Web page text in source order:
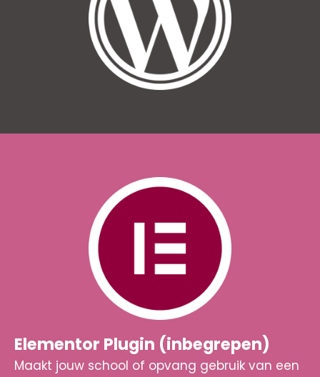
Elementor Plugin (inbegrepen)
Maakt jouw school of opvang gebruik van een